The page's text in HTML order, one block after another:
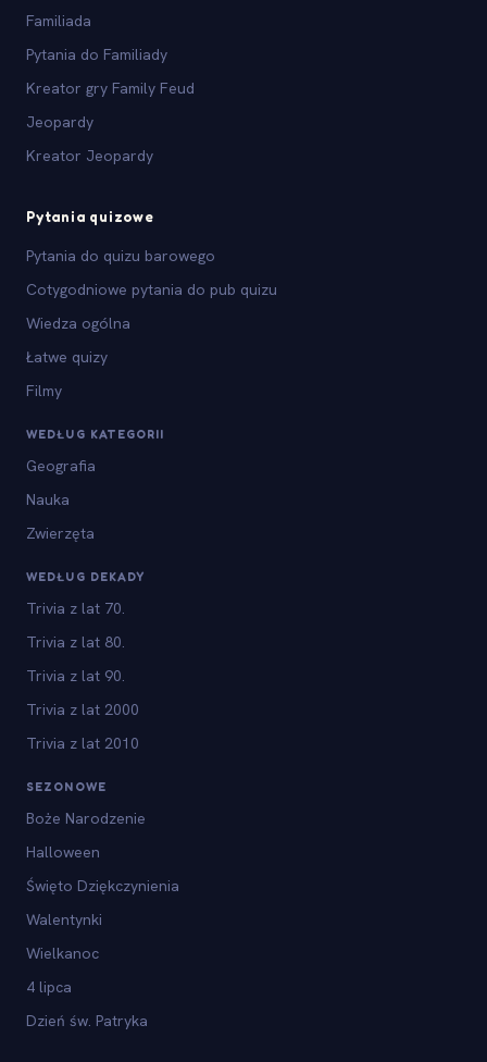
Familiada
Pytania do Familiady
Kreator gry Family Feud
Jeopardy
Kreator Jeopardy
Pytania quizowe
Pytania do quizu barowego
Cotygodniowe pytania do pub quizu
Wiedza ogólna
Łatwe quizy
Filmy
WEDŁUG KATEGORII
Geografia
Nauka
Zwierzęta
WEDŁUG DEKADY
Trivia z lat 70.
Trivia z lat 80.
Trivia z lat 90.
Trivia z lat 2000
Trivia z lat 2010
SEZONOWE
Boże Narodzenie
Halloween
Święto Dziękczynienia
Walentynki
Wielkanoc
4 lipca
Dzień św. Patryka